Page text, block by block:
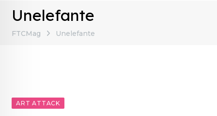
Unelefante
FTCMag Unelefante
ART ATTACK